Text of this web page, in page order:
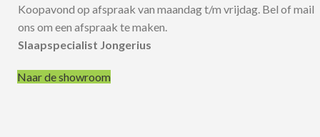
Koopavond op afspraak van maandag t/m vrijdag. Bel of mail
ons om een afspraak te maken.
Slaapspecialist Jongerius
Naar de showroom